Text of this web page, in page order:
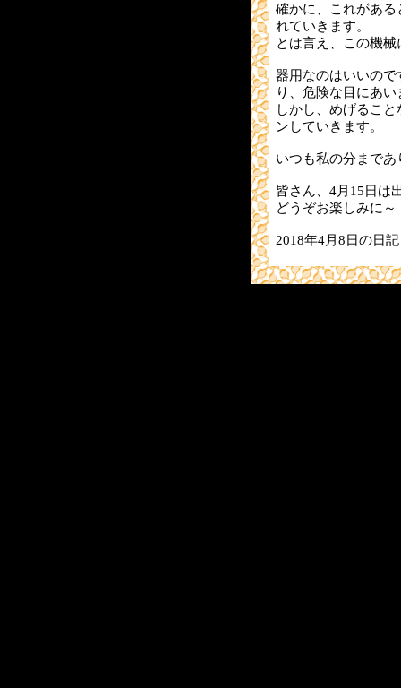
確かに、これがあ
れていきます。
とは言え、この機
器用なのはいいの
り、危険な目にあい
しかし、めげるこ
ンしていきます。
いつも私の分まであ
皆さん、4月15日は
どうぞお楽しみに～
2018年4月8日の日記